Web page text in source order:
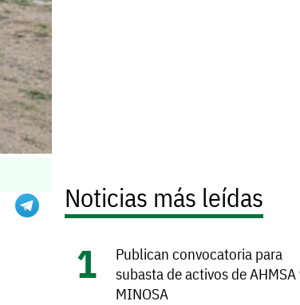
Noticias más leídas
Publican convocatoria para
subasta de activos de AHMSA
MINOSA